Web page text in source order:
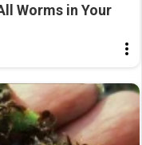
Worms in Your